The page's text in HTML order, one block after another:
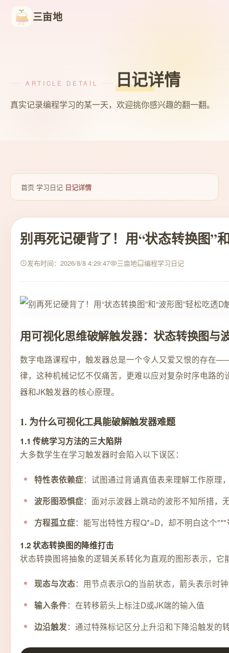
三亩地
ARTICLE DETAIL 日记详情
真实记录编程学习的某一天，欢迎挑你感兴趣的翻一翻。
首页/学习日记/日记详情
别再死记硬背了！用“状态转换图”
发布时间：2026/8/8 4:29:47 三亩地 编程学习日记
用可视化思维破解触发器：状态转换图与
数字电路课程中，触发器总是一个令人又爱又恨的存在
律，这种机械记忆不仅痛苦，更难以应对复杂时序电路
器和JK触发器的核心原理。
1. 为什么可视化工具能破解触发器难题
1.1 传统学习方法的三大陷阱
大多数学生在学习触发器时会陷入以下误区：
特性表依赖症：试图通过背诵真值表来理解工作原理
波形图恐惧症：面对示波器上跳动的波形不知所措，
方程孤立症：能写出特性方程Q*=D，却不明白这个
1.2 状态转换图的降维打击
状态转换图将抽象的逻辑关系转化为直观的图形表示，它
现态与次态：用节点表示Q的当前状态，箭头表示时
输入条件：在转移箭头上标注D或JK端的输入值
边沿触发：通过特殊标记区分上升沿和下降沿触发的